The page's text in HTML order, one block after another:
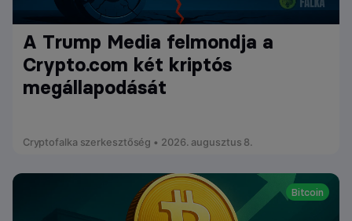
A Trump Media felmondja a
Crypto.com két kriptós
megállapodását
Cryptofalka szerkesztőség • 2026. augusztus 8.
Bitcoin